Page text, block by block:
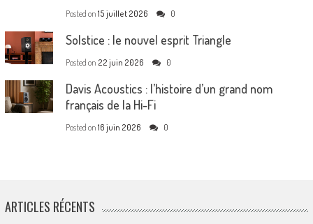
Posted on 15 juillet 2026 0
Solstice : le nouvel esprit Triangle
Posted on 22 juin 2026 0
Davis Acoustics : l’histoire d’un grand nom
français de la Hi-Fi
Posted on 16 juin 2026 0
ARTICLES RÉCENTS